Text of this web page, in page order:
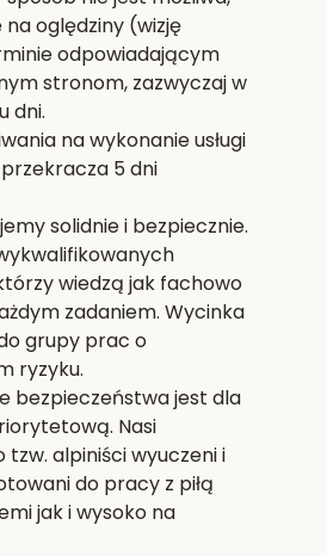
oględziny (wizję
odpowiadającym
stronom, zazwyczaj w
dni.
na wykonanie usługi
5 dni
solidnie i bezpiecznie.
wiedzą jak fachowo
zadaniem. Wycinka
grupy prac o
ryzyku.
bezpieczeństwa jest dla
Nasi
alpiniści wyuczeni i
do pracy z piłą
jak i wysoko na